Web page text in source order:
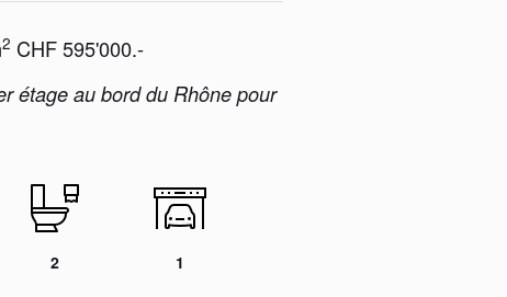
2 CHF 595'000.-
étage au bord du Rhône pour
2 1